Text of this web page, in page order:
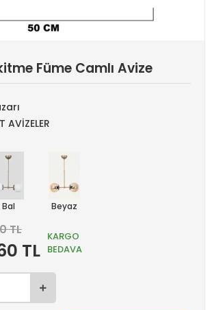
Füme Camlı Avize
AVİZELER
Bal Beyaz
TL
TL
KARGO
BEDAVA